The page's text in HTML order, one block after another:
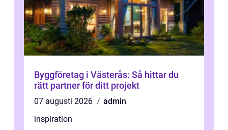
Byggföretag i Västerås: Så hittar du
rätt partner för ditt projekt
07 augusti 2026
admin
inspiration